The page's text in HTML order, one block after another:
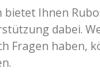
bietet Ihnen
dabei.
Fragen haben,